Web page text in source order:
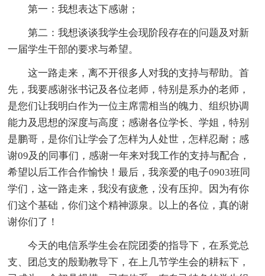
第一：我想表达下感谢；
第二：我想谈谈我学生会现阶段存在的问题及对新
一届学生干部的要求与希望。
这一路走来，离不开很多人对我的支持与帮助。首
先，我要感谢张书记及各位老师，特别是系办的老师，
是您们让我明白作为一位主席需相当的魄力、组织协调
能力及思想的深度与高度；感谢各位学长、学姐，特别
是鹏哥，是你们让学会了怎样为人处世，怎样忍耐；感
谢09及的同事们，感谢一年来对我工作的支持与配合，
希望以后工作合作愉快！最后，我亲爱的电子0903班同
学们，这一路走来，我没有疲惫，没有压抑。因为有你
们这个基础，你们这个精神源泉。以上的各位，真的谢
谢你们了！
今天的电信系学生会在院团委的指导下，在系党总
支、团总支的殷勤教导下，在上几节学生会的耕耘下，